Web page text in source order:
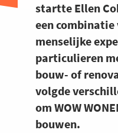
startte Ellen
een
menselijke
particulieren
bouw- of
volgde
om WOW
bouwen.